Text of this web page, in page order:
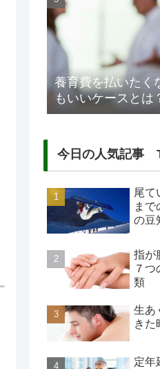
養育費を払いたく
もいいケースとは
今日の人気記事
尾て
まで
の豆
指が
７
類
生あ
きた
定年